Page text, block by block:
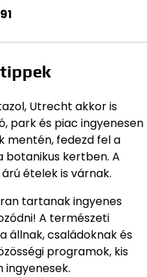
Utrecht akkor is
park és piac ingyenesen
mentén, fedezd fel a
botanikus kertben. A
ételek is várnak.
tartanak ingyenes
A természeti
állnak, családoknak és
programok, kis